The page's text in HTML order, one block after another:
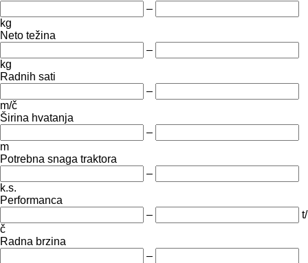
–
kg
Neto težina
–
kg
Radnih sati
–
m/č
Širina hvatanja
–
m
Potrebna snaga traktora
–
k.s.
Performanca
–
t/
č
Radna brzina
–